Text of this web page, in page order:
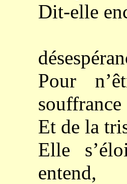
Dit-elle
Pour
souffrance
Et de la
Elle
entend,